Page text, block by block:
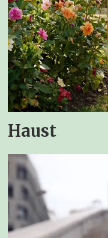
Haust